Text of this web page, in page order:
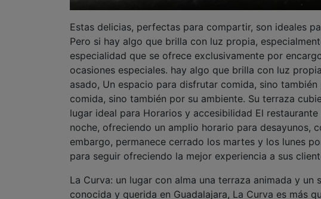
Estas delicias, perfectas para compartir, son ideales
Pero si hay algo que brilla con luz propia,
especialidad que se ofrece exclusivamente por
ocasiones especiales. hay algo que brilla con luz
asado, Un espacio para disfrutar comida, sino
comida, sino también por su ambiente. Su terraza
lugar ideal para Horarios y accesibilidad El
noche, ofreciendo un amplio horario para desayunos,
embargo, permanece cerrado los martes y los lunes
para seguir ofreciendo la mejor experiencia a sus
La Curva: un lugar con alma una terraza animada y
conocida y querida en Guadalajara, La Curva es más